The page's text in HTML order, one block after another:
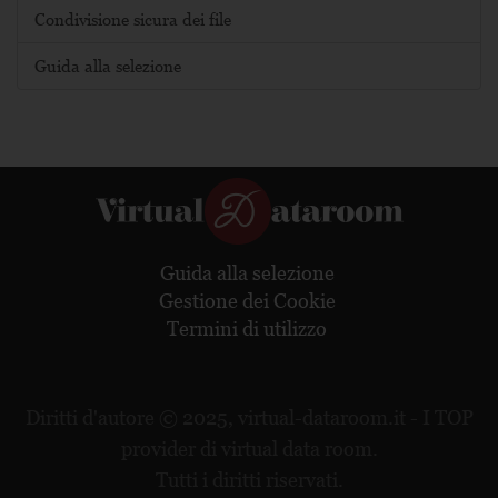
Condivisione sicura dei file
Guida alla selezione
Guida alla selezione
Gestione dei Cookie
Termini di utilizzo